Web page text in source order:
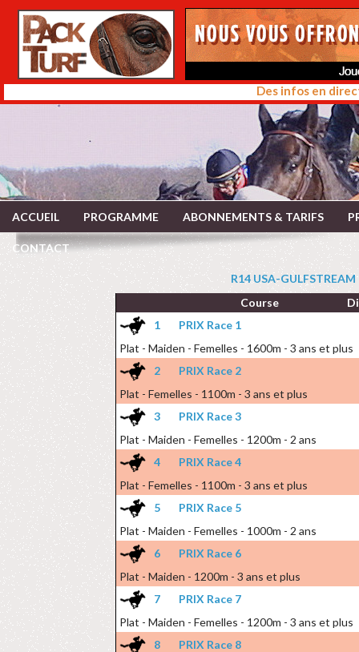
Des infos en
ACCUEIL PROGRAMME ABONNEMENTS & TARIFS
CONTACT
R14 USA-
Course
1
PRIX Race 1
Plat - Maiden - Femelles - 1600m - 3 ans et plus
2
PRIX Race 2
Plat - Femelles - 1100m - 3 ans et plus
3
PRIX Race 3
Plat - Maiden - Femelles - 1200m - 2 ans
4
PRIX Race 4
Plat - Femelles - 1100m - 3 ans et plus
5
PRIX Race 5
Plat - Maiden - Femelles - 1000m - 2 ans
6
PRIX Race 6
Plat - Maiden - 1200m - 3 ans et plus
7
PRIX Race 7
Plat - Maiden - Femelles - 1200m - 3 ans et plus
8
PRIX Race 8